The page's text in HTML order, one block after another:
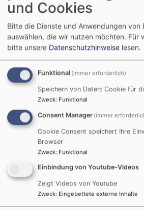
und Cookies
Bitte die Dienste und Anwendungen von
auswählen, die wir nutzen möchten. Für
bitte unsere Datenschutzhinweise lesen.
Funktional (immer erforderlich)
Speichern von Daten: Cookie für
Zweck: Funktional
Consent Manager (immer
Cookie Consent speichert Ihre
Browser
Zweck: Funktional
Einbindung von Youtube-Videos
Zeigt Videos von Youtube
Zweck: Eingebettete externe Inhalte